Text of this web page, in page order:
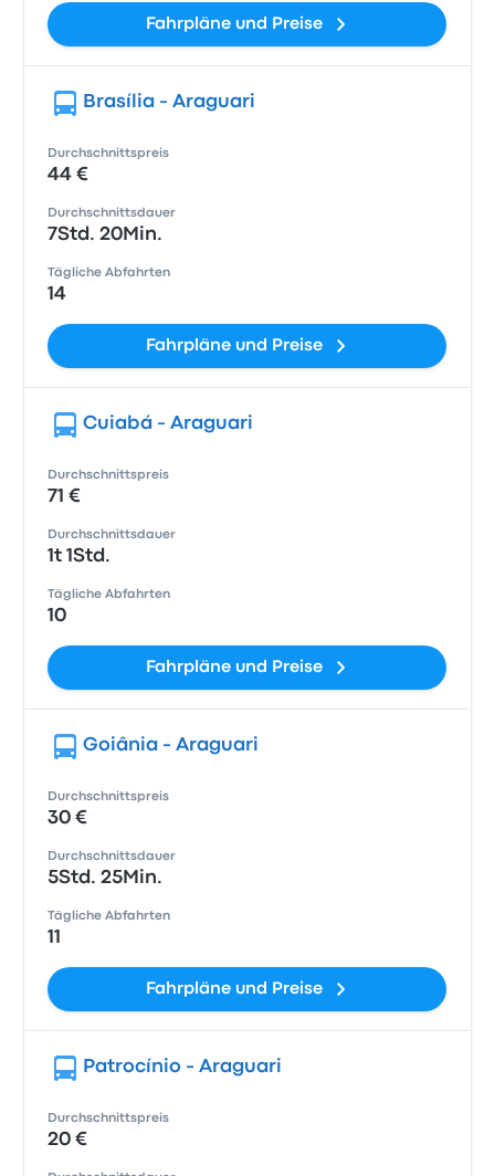
Fahrpläne und Preise
Brasília - Araguari
Durchschnittspreis
44 €
Durchschnittsdauer
7Std. 20Min.
Tägliche Abfahrten
14
Fahrpläne und Preise
Cuiabá - Araguari
Durchschnittspreis
71 €
Durchschnittsdauer
1t 1Std.
Tägliche Abfahrten
10
Fahrpläne und Preise
Goiânia - Araguari
Durchschnittspreis
30 €
Durchschnittsdauer
5Std. 25Min.
Tägliche Abfahrten
11
Fahrpläne und Preise
Patrocínio - Araguari
Durchschnittspreis
20 €